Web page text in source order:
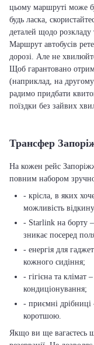
цьому маршруті може
будь ласка,
деталей щодо розкладу
Маршрут автобусів
дорозі. Але не
Щоб гарантовано
(наприклад, на
радимо придбати
поїздки без зайвих
Трансфер
На кожен рейс
повним набором
- крісла, в яких
можливість
- Starlink на борту
зникає посеред
- енергія для
кожного сидіння;
- гігієна та клімат
кондиціонування;
- приємні дрібниці
коротшою.
Якщо ви ще вагаєтесь